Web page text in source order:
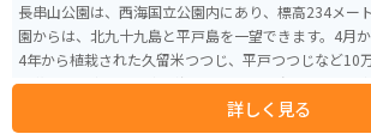
長串山公園は、西海国立公園内にあり、標高234メー
園からは、北九十九島と平戸島を一望できます。4月
4年から植栽された久留米つつじ、平戸つつじなど10
に花開き、青い空と青い海、そして緑の島々に映える
詳しく見る